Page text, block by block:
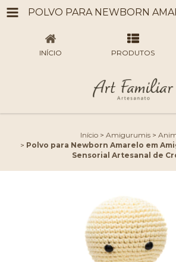
INÍCIO PRODUTOS
Início > Amigurumis >
> Polvo para Newborn Amarelo em
Sensorial Artesanal de